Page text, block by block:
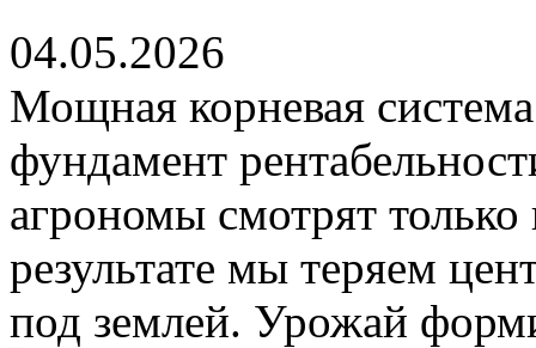
04.05.2026
Мощная корневая
фундамент
агрономы смотрят
результате мы теряем
под землей. Урожай